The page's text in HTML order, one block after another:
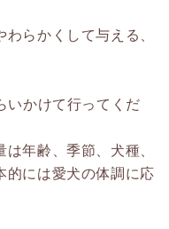
らかくして与える、
いかけて行ってくだ
年齢、季節、犬種、
的には愛犬の体調に応